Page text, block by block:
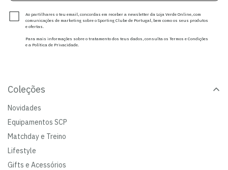
Ao partilhares o teu email, concordas em receber a newsletter da Loja Verde Online, com
comunicações de marketing sobre o Sporting Clube de Portugal, bem como os seus produtos
e ofertas.
Para mais informações sobre o tratamento dos teus dados, consulta os Termos e Condições
e a Política de Privacidade.
Coleções
Novidades
Equipamentos SCP
Matchday e Treino
Lifestyle
Gifts e Acessórios